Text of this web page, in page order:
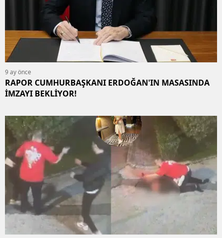
9 ay önce
RAPOR CUMHURBAŞKANI ERDOĞAN'IN MASASINDA
İMZAYI BEKLİYOR!